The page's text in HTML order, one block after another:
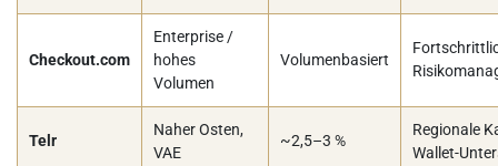
Checkout.com
Enterprise /
hohes
Volumen
Volumenbasiert
Telr
Naher Osten,
VAE
~2,5–3 %
Regionale
Wallet-